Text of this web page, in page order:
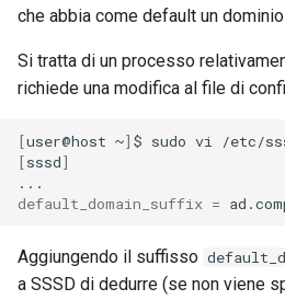
che abbia come default un
Si tratta di un processo
richiede una modifica al file di
[user@host ~] $ sudo vi
[sssd]
default_domain_suffix =
Aggiungendo il suffisso
a SSSD di dedurre (se non viene